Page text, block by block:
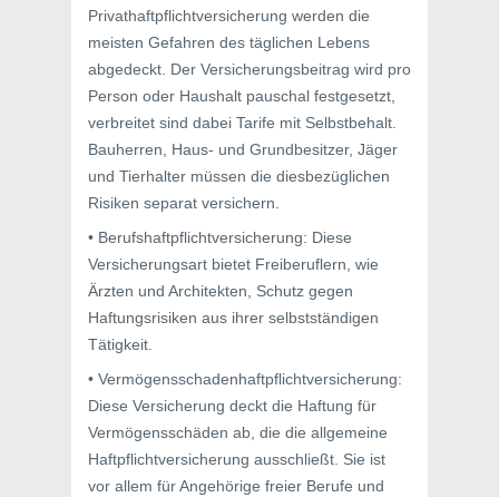
Privathaftpflichtversicherung werden die
meisten Gefahren des täglichen Lebens
abgedeckt. Der Versicherungsbeitrag wird pro
Person oder Haushalt pauschal festgesetzt,
verbreitet sind dabei Tarife mit Selbstbehalt.
Bauherren, Haus- und Grundbesitzer, Jäger
und Tierhalter müssen die diesbezüglichen
Risiken separat versichern.
• Berufshaftpflichtversicherung: Diese
Versicherungsart bietet Freiberuflern, wie
Ärzten und Architekten, Schutz gegen
Haftungsrisiken aus ihrer selbstständigen
Tätigkeit.
• Vermögensschadenhaftpflichtversicherung:
Diese Versicherung deckt die Haftung für
Vermögensschäden ab, die die allgemeine
Haftpflichtversicherung ausschließt. Sie ist
vor allem für Angehörige freier Berufe und